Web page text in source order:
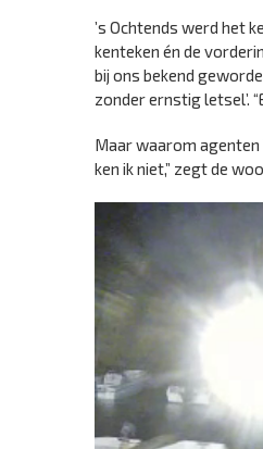
’s Ochtends werd het
kenteken én de
bij ons bekend
zonder ernstig letsel’.
Maar waarom agenten
ken ik niet,” zegt de